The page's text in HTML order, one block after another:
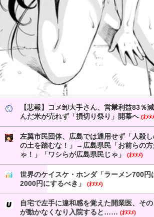
【悲報】コメ卸大手さん、営業利益83
んだ米が売れず「損切り祭り」開幕へ (ｵﾇﾇ
左翼市民団体、広島では通用せず「人殺
の土を踏むな！」→広島県民「お前らの方
ゃ！」「ワシらが広島県民じゃ」
(ｵﾇﾇﾒ)
世界のケイスケ・ホンダ「ラーメン700円
2000円にするべき」
(ｵﾇﾇﾒ)
自宅で左手に違和感を覚えた開業医、そ
が動かなくなり入院すると…… (ｵﾇﾇﾒ)